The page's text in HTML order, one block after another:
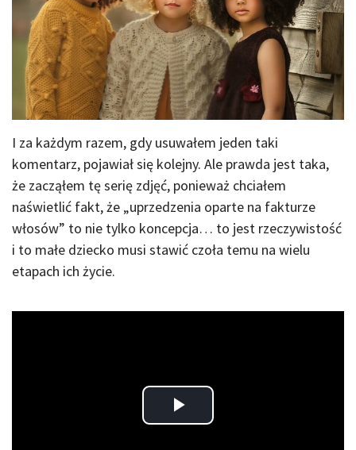
I za każdym razem, gdy usuwałem jeden taki
komentarz, pojawiał się kolejny. Ale prawda jest taka,
że ​​zacząłem tę serię zdjęć, ponieważ chciałem
naświetlić fakt, że „uprzedzenia oparte na fakturze
włosów” to nie tylko koncepcja… to jest rzeczywistość
i to małe dziecko musi stawić czoła temu na wielu
etapach ich życie.
Play